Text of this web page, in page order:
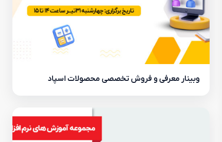
وبینار معرفی و فروش تخصصی محصولات اسپاد